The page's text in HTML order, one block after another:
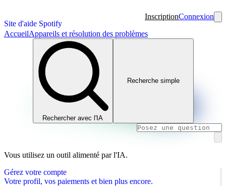
Site d'aide Spotify
InscriptionConnexion
AccueilAppareils et résolution des problèmes
Rechercher avec l'IA
Recherche simple
Vous utilisez un outil alimenté par l'IA.
Gérez votre compte
Votre profil, vos paiements et bien plus encore.